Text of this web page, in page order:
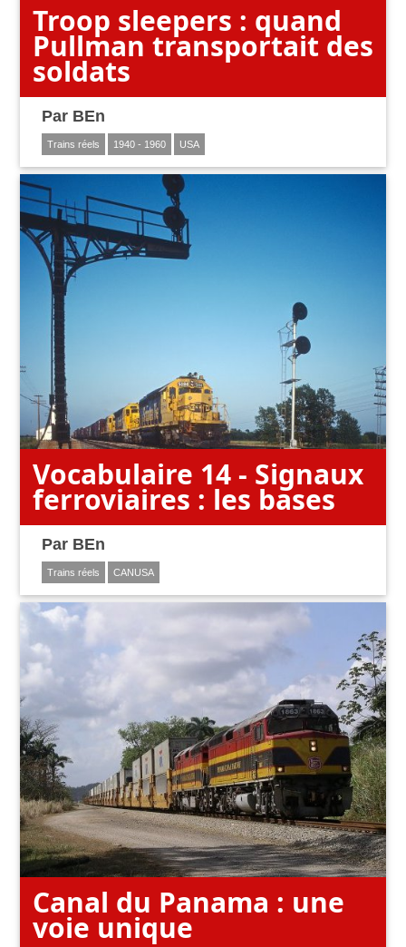
Troop sleepers : quand
Pullman transportait des
soldats
Par BEn
Trains réels 1940 - 1960 USA
Vocabulaire 14 - Signaux
ferroviaires : les bases
Par BEn
Trains réels CANUSA
Canal du Panama : une
voie unique